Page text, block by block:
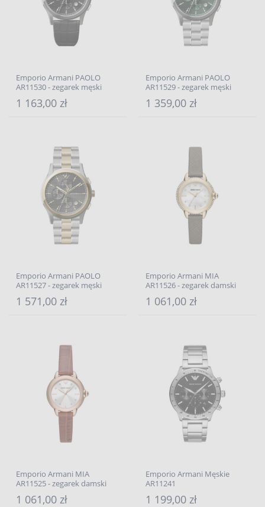
Emporio Armani PAOLO
AR11530 - zegarek męski
1 163,00 zł
Emporio Armani PAOLO
AR11529 - zegarek męski
1 359,00 zł
Emporio Armani PAOLO
AR11527 - zegarek męski
1 571,00 zł
Emporio Armani MIA
AR11526 - zegarek damski
1 061,00 zł
Emporio Armani MIA
AR11525 - zegarek damski
1 061,00 zł
Emporio Armani Męskie
AR11241
1 199,00 zł